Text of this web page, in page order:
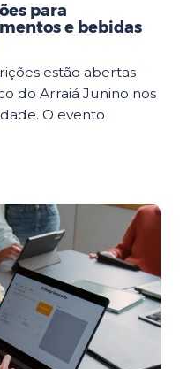
para
e bebidas
estão abertas
do Arraiá Junino nos
O evento